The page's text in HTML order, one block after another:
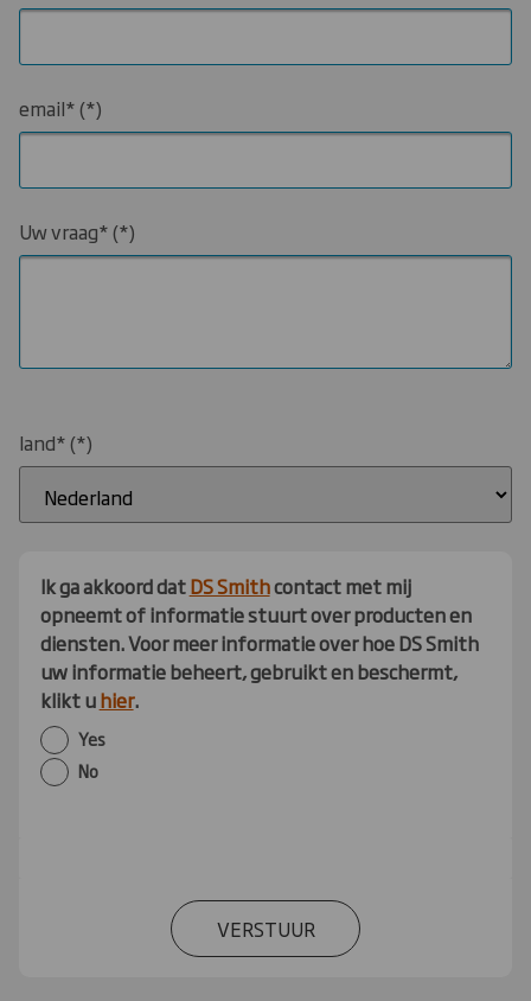
email*
Uw vraag*
land*
Ik ga akkoord datDS Smithcontact met mij
opneemt of informatie stuurt over producten en
diensten. Voor meer informatie over hoe DS Smith
uw informatie beheert, gebruikt en beschermt,
klikt uhier.
Yes
No
VERSTUUR